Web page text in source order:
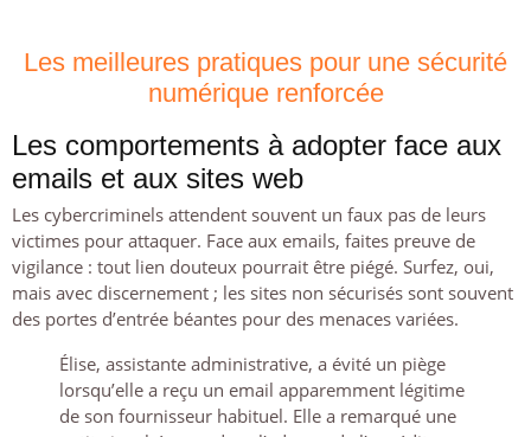
Les meilleures pratiques pour une sécurité
numérique renforcée
Les comportements à adopter face aux
emails et aux sites web
Les cybercriminels attendent souvent un faux pas de leurs
victimes pour attaquer. Face aux emails, faites preuve de
vigilance : tout lien douteux pourrait être piégé. Surfez, oui,
mais avec discernement ; les sites non sécurisés sont souvent
des portes d’entrée béantes pour des menaces variées.
Élise, assistante administrative, a évité un piège
lorsqu’elle a reçu un email apparemment légitime
de son fournisseur habituel. Elle a remarqué une